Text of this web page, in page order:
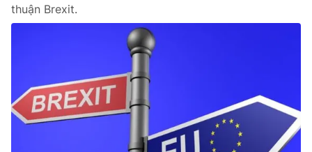
thuận Brexit.